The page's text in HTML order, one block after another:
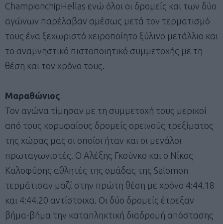
ChampionchipHellas ενώ όλοι οι δρομείς και των δύο
αγώνων παρέλαβαν αμέσως μετά τον τερματισμό
τους ένα ξεχωριστό χειροποίητο ξύλινο μετάλλιο και
το αναμνηστικό πιστοποιητικό συμμετοχής με τη
θέση και τον χρόνο τους.
Μαραθώνιος
Τον αγώνα τίμησαν με τη συμμετοχή τους μερικοί
από τους κορυφαίους δρομείς ορεινούς τρεξίματος
της χώρας μας οι οποίοι ήταν και οι μεγάλοι
πρωταγωνιστές. Ο Αλέξης Γκούνκο και ο Νίκος
Καλοφύρης αθλητές της ομάδας της Salomon
τερμάτισαν μαζί στην πρώτη θέση με χρόνο 4:44.18
και 4:44.20 αντίστοιχα. Οι δύο δρομείς έτρεξαν
βήμα-βήμα την καταπληκτική διαδρομή απόστασης